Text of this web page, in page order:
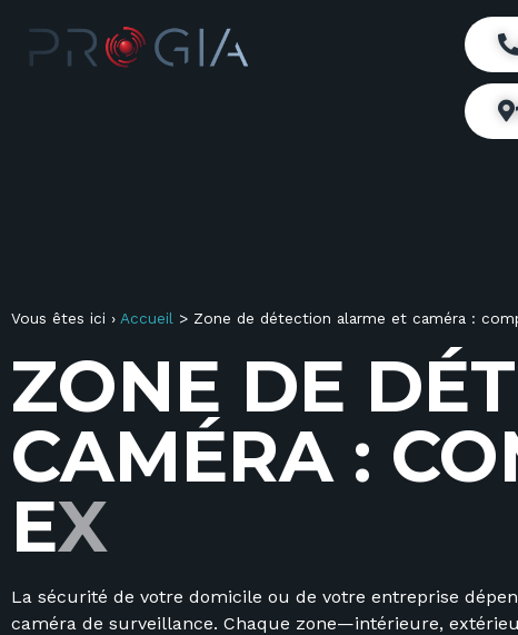
Vous êtes ici › Accueil > Zone de détection alarme et caméra :
ZONE DE DÉT
CAMÉRA : CO
EXT
La sécurité de votre domicile ou de votre entreprise
caméra de surveillance. Chaque zone—intérieure,